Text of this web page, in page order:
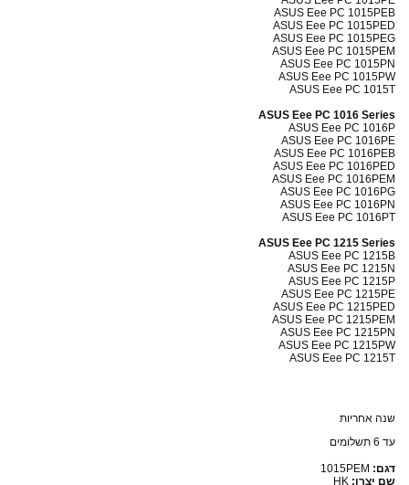
ASUS Eee PC 1015PEB
ASUS Eee PC 1015PED
ASUS Eee PC 1015PEG
ASUS Eee PC 1015PEM
ASUS Eee PC 1015PN
ASUS Eee PC 1015PW
ASUS Eee PC 1015T
ASUS Eee PC 1016 Series
ASUS Eee PC 1016P
ASUS Eee PC 1016PE
ASUS Eee PC 1016PEB
ASUS Eee PC 1016PED
ASUS Eee PC 1016PEM
ASUS Eee PC 1016PG
ASUS Eee PC 1016PN
ASUS Eee PC 1016PT
ASUS Eee PC 1215 Series
ASUS Eee PC 1215B
ASUS Eee PC 1215N
ASUS Eee PC 1215P
ASUS Eee PC 1215PE
ASUS Eee PC 1215PED
ASUS Eee PC 1215PEM
ASUS Eee PC 1215PN
ASUS Eee PC 1215PW
ASUS Eee PC 1215T
שנה אחריות
עד 6 תשלומים
דגם: 1015PEM
שם יצרן: HK